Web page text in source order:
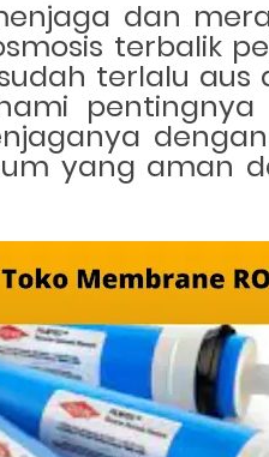
dan
terbalik
terlalu
yang aman